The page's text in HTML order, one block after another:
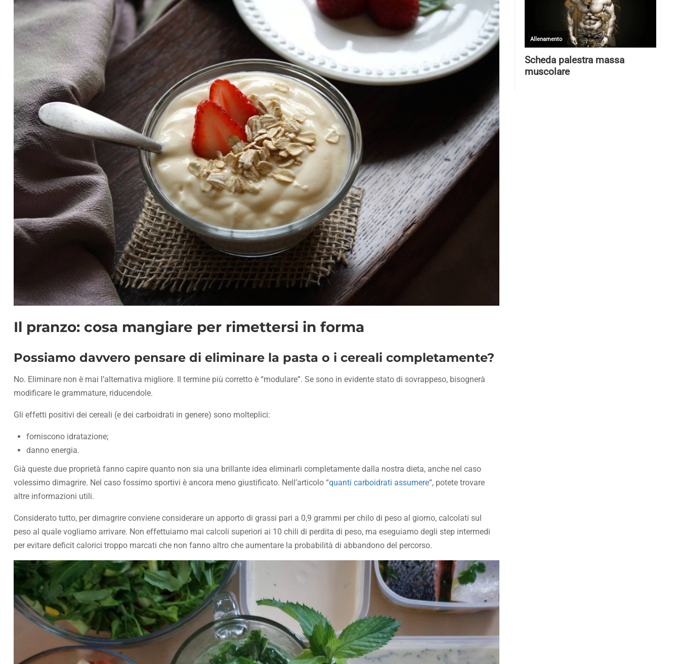
Il pranzo: cosa mangiare per rimettersi in forma
Possiamo davvero pensare di eliminare la pasta o i cereali completamente?
No. Eliminare non è mai l’alternativa migliore. Il termine più corretto è “modulare”. Se sono in evidente stato di sovrappeso, bisognerà
modificare le grammature, riducendole.
Gli effetti positivi dei cereali (e dei carboidrati in genere) sono molteplici:
forniscono idratazione;
danno energia.
Già queste due proprietà fanno capire quanto non sia una brillante idea eliminarli completamente dalla nostra dieta, anche nel caso
volessimo dimagrire. Nel caso fossimo sportivi è ancora meno giustificato. Nell’articolo “quanti carboidrati assumere“, potete trovare
altre informazioni utili.
Considerato tutto, per dimagrire conviene considerare un apporto di grassi pari a 0,9 grammi per chilo di peso al giorno, calcolati sul
peso al quale vogliamo arrivare. Non effettuiamo mai calcoli superiori ai 10 chili di perdita di peso, ma eseguiamo degli step intermedi
per evitare deficit calorici troppo marcati che non fanno altro che aumentare la probabilità di abbandono del percorso.